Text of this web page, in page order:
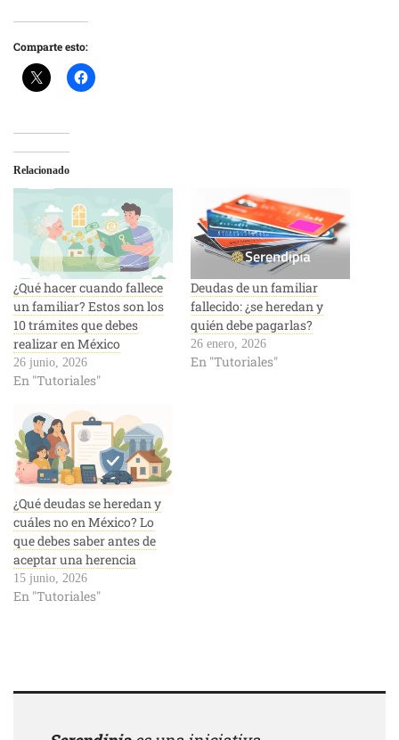
Comparte esto:
Relacionado
¿Qué hacer cuando fallece
un familiar? Estos son los
10 trámites que debes
realizar en México
26 junio, 2026
En "Tutoriales"
Deudas de un familiar
fallecido: ¿se heredan y
quién debe pagarlas?
26 enero, 2026
En "Tutoriales"
¿Qué deudas se heredan y
cuáles no en México? Lo
que debes saber antes de
aceptar una herencia
15 junio, 2026
En "Tutoriales"